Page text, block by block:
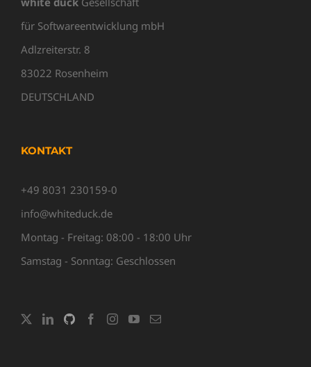
für Softwareentwicklung mbH
Adlzreiterstr. 8
83022 Rosenheim
DEUTSCHLAND
KONTAKT
+49 8031 230159-0
info@whiteduck.de
Montag - Freitag: 08:00 - 18:00 Uhr
Samstag - Sonntag: Geschlossen